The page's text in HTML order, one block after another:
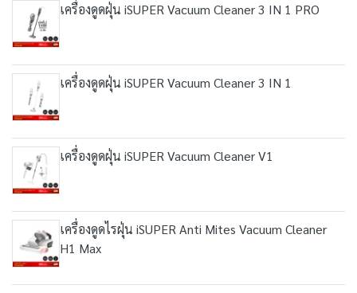
เครื่องดูดฝุ่น iSUPER Vacuum Cleaner 3 IN 1 PRO
เครื่องดูดฝุ่น iSUPER Vacuum Cleaner 3 IN 1
เครื่องดูดฝุ่น iSUPER Vacuum Cleaner V1
เครื่องดูดไรฝุ่น iSUPER Anti Mites Vacuum Cleaner
H1 Max